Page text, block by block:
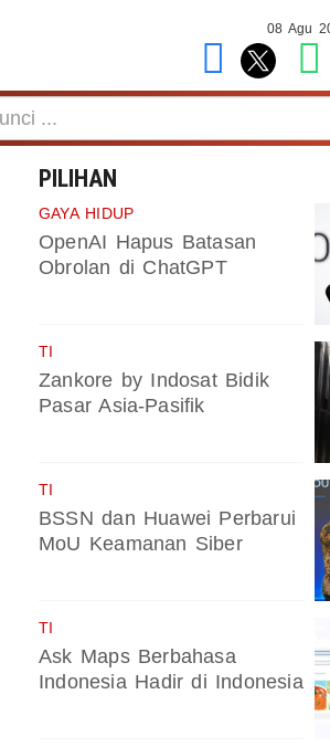
08 Agu
PILIHAN
GAYA HIDUP
OpenAI Hapus Batasan
Obrolan di ChatGPT
TI
Zankore by Indosat Bidik
Pasar Asia-Pasifik
TI
BSSN dan Huawei Perbarui
MoU Keamanan Siber
TI
Ask Maps Berbahasa
Indonesia Hadir di Indonesia